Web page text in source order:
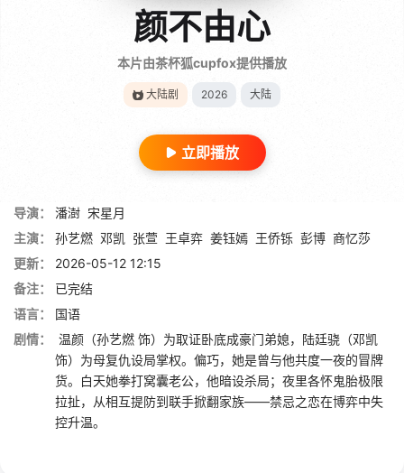
颜不由心
本片由茶杯狐cupfox提供播放
大陆剧 2026 大陆
立即播放
导演： 潘澍 宋星月
主演：
孙艺燃 邓凯 张萱 王卓弈 姜钰嫣 王侨铄 彭博 商忆莎
更新：
2026-05-12 12:15
备注：
已完结
语言：
国语
剧情：
温颜（孙艺燃 饰）为取证卧底成豪门弟媳，陆廷骁（邓凯
饰）为母复仇设局掌权。偏巧，她是曾与他共度一夜的冒牌
货。白天她拳打窝囊老公，他暗设杀局；夜里各怀鬼胎极限
拉扯，从相互提防到联手掀翻家族——禁忌之恋在博弈中失
控升温。